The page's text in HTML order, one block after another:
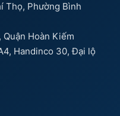
Thọ, Phường Bình
Hoàn Kiếm
Handinco 30, Đại lộ